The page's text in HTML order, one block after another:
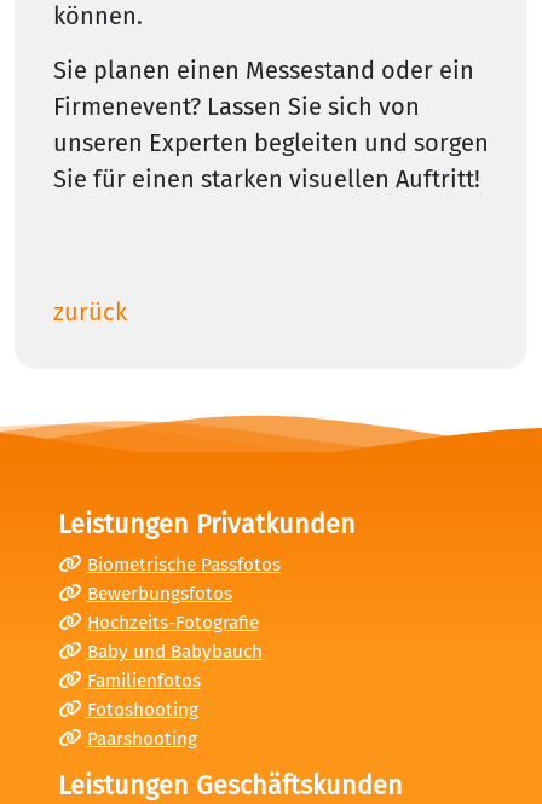
können.
Sie planen einen Messestand oder ein
Firmenevent? Lassen Sie sich von
unseren Experten begleiten und sorgen
Sie für einen starken visuellen Auftritt!
zurück
Leistungen Privatkunden
Biometrische Passfotos
Bewerbungsfotos
Hochzeits-Fotografie
Baby und Babybauch
Familienfotos
Fotoshooting
Paarshooting
Leistungen Geschäftskunden